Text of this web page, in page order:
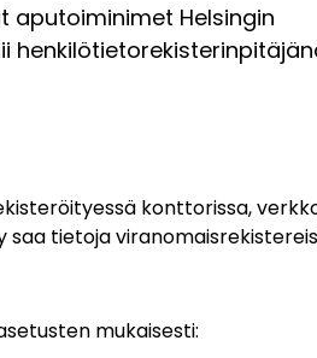
aputoiminimet Helsingin
konttorissa,
saa tietoja
mukaisesti: